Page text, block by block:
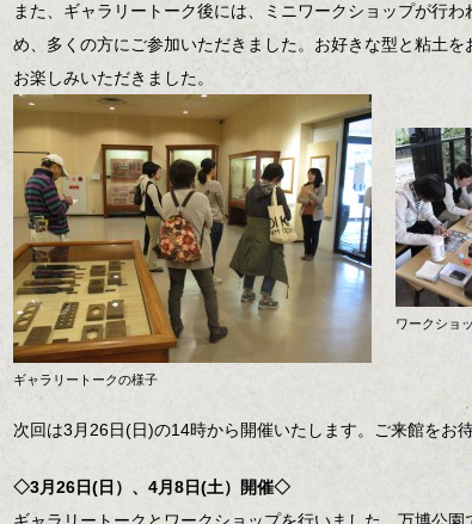
また、ギャラリートーク後には、ミニワークショップが行
め、多くの方にご参加いただきました。お好きな型と粘土
お楽しみいただきました。
ギャラリートークの様子
ワークショ
次回は3月26日(日)の14時から開催いたします。ご来館をお
◇3月26日(日）、4月8日(土）開催◇